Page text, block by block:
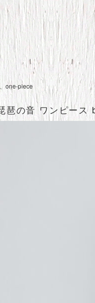
one-piece
琶の音 ワンピース